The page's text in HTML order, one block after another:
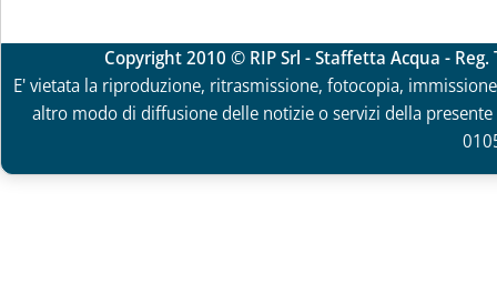
Copyright 2010 © RIP Srl - Staffetta Acqua -
E' vietata la riproduzione, ritrasmissione, fotocopia,
altro modo di diffusione delle notizie o servizi della